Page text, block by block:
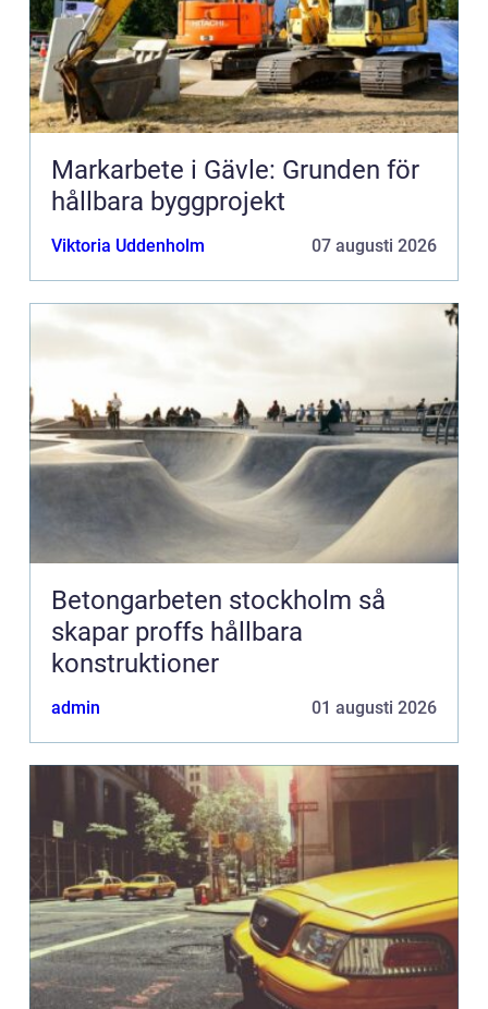
Markarbete i Gävle: Grunden för
hållbara byggprojekt
Viktoria Uddenholm 07 augusti 2026
Betongarbeten stockholm så
skapar proffs hållbara
konstruktioner
admin 01 augusti 2026